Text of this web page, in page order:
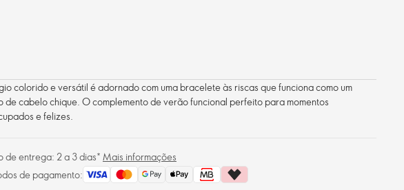
colorido e versátil é adornado com uma bracelete às riscas que funciona como um
de cabelo chique. O complemento de verão funcional perfeito para momentos
e felizes.
de entrega: 2 a 3 dias* Mais informações
de pagamento: